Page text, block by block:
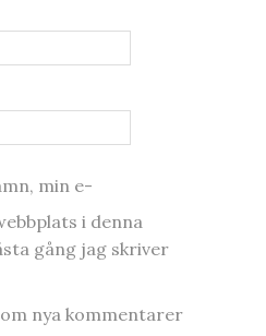
min e-
i denna
gång jag skriver
nya kommentarer